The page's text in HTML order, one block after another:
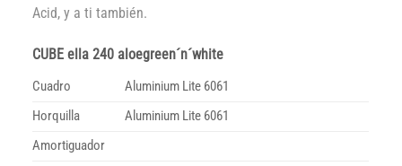
Acid, y a ti también.
CUBE ella 240 aloegreen´n´white
Cuadro
Aluminium Lite 6061
Horquilla
Aluminium Lite 6061
Amortiguador